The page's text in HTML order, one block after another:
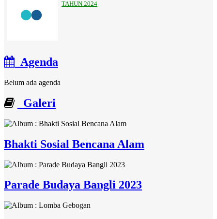
TAHUN 2024
Agenda
Belum ada agenda
Galeri
Bhakti Sosial Bencana Alam
Parade Budaya Bangli 2023